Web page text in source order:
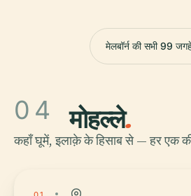
मेलबॉर्न की सभी 99
04 मोहल्ले.
कहाँ घूमें, इलाक़े के हिसाब से — हर एक